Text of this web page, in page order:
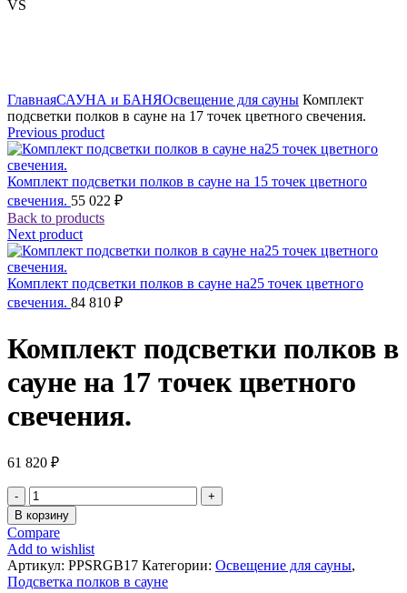
VS
ГлавнаяСАУНА и БАНЯОсвещение для сауны Комплект
подсветки полков в сауне на 17 точек цветного свечения.
Previous product
Комплект подсветки полков в сауне на 15 точек цветного
свечения. 55 022 ₽
Back to products
Next product
Комплект подсветки полков в сауне на25 точек цветного
свечения. 84 810 ₽
Комплект подсветки полков в
сауне на 17 точек цветного
свечения.
61 820 ₽
Количество
товара
Комплект
подсветки
полков
в
В корзину
Compare
Add to wishlist
Артикул: PPSRGB17 Категории: Освещение для сауны,
Подсветка полков в сауне